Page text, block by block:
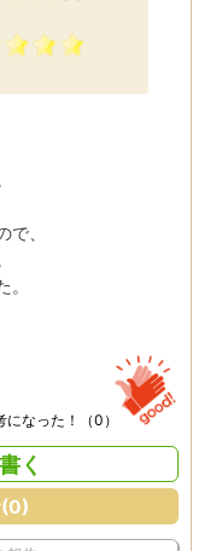
、
になった！（0 ）
く
(0)